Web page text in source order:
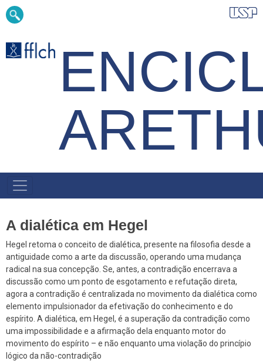
Pular
para
conteúdo
principal
Buscar
NAVEGAÇÃO
PRINCIPAL
A dialética em Hegel
Hegel retoma o conceito de dialética, presente na filosofia desde a
antiguidade como a arte da discussão, operando uma mudança
radical na sua concepção. Se, antes, a contradição encerrava a
discussão como um ponto de esgotamento e refutação direta,
agora a contradição é centralizada no movimento da dialética como
elemento impulsionador da efetivação do conhecimento e do
espírito. A dialética, em Hegel, é a superação da contradição como
uma impossibilidade e a afirmação dela enquanto motor do
movimento do espírito – e não enquanto uma violação do princípio
lógico da não-contradição